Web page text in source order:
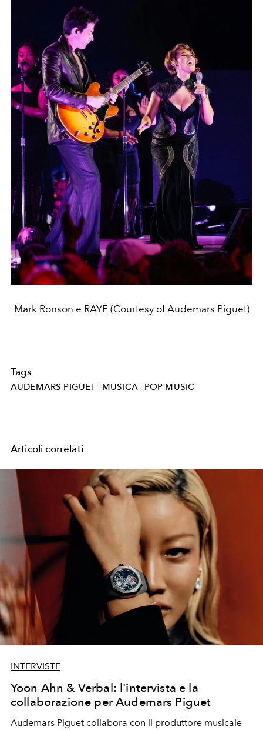
Mark Ronson e RAYE (Courtesy of Audemars Piguet)
Tags
AUDEMARS PIGUET MUSICA POP MUSIC
Articoli correlati
INTERVISTE
Yoon Ahn & Verbal: l'intervista e la
collaborazione per Audemars Piguet
Audemars Piguet collabora con il produttore musicale